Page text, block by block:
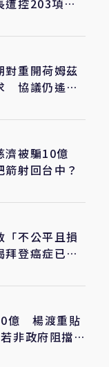
遭控203項爭
對重開荷姆茲
協議仍遙不
濟被騙10億
射回台中？
「不公平且損
登癌症已擴
億 楊渡重貼
非政府阻擋